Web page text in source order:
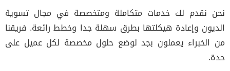
نحن نقدم لك خدمات متكاملة ومتخصصة في مجال تسوية
الديون وإعادة هيكلتها بطرق سهلة جدا وخطط رائعة. فريقنا
من الخبراء يعملون بجد لوضع حلول مخصصة لكل عميل على
حدة.